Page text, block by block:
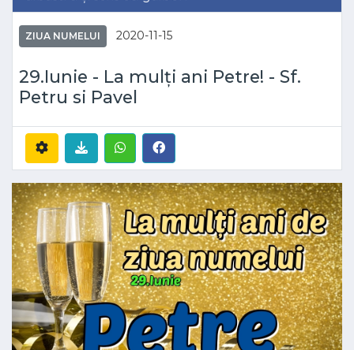
ZIUA NUMELUI 2020-11-15
29.Iunie - La mulți ani Petre! - Sf.
Petru si Pavel